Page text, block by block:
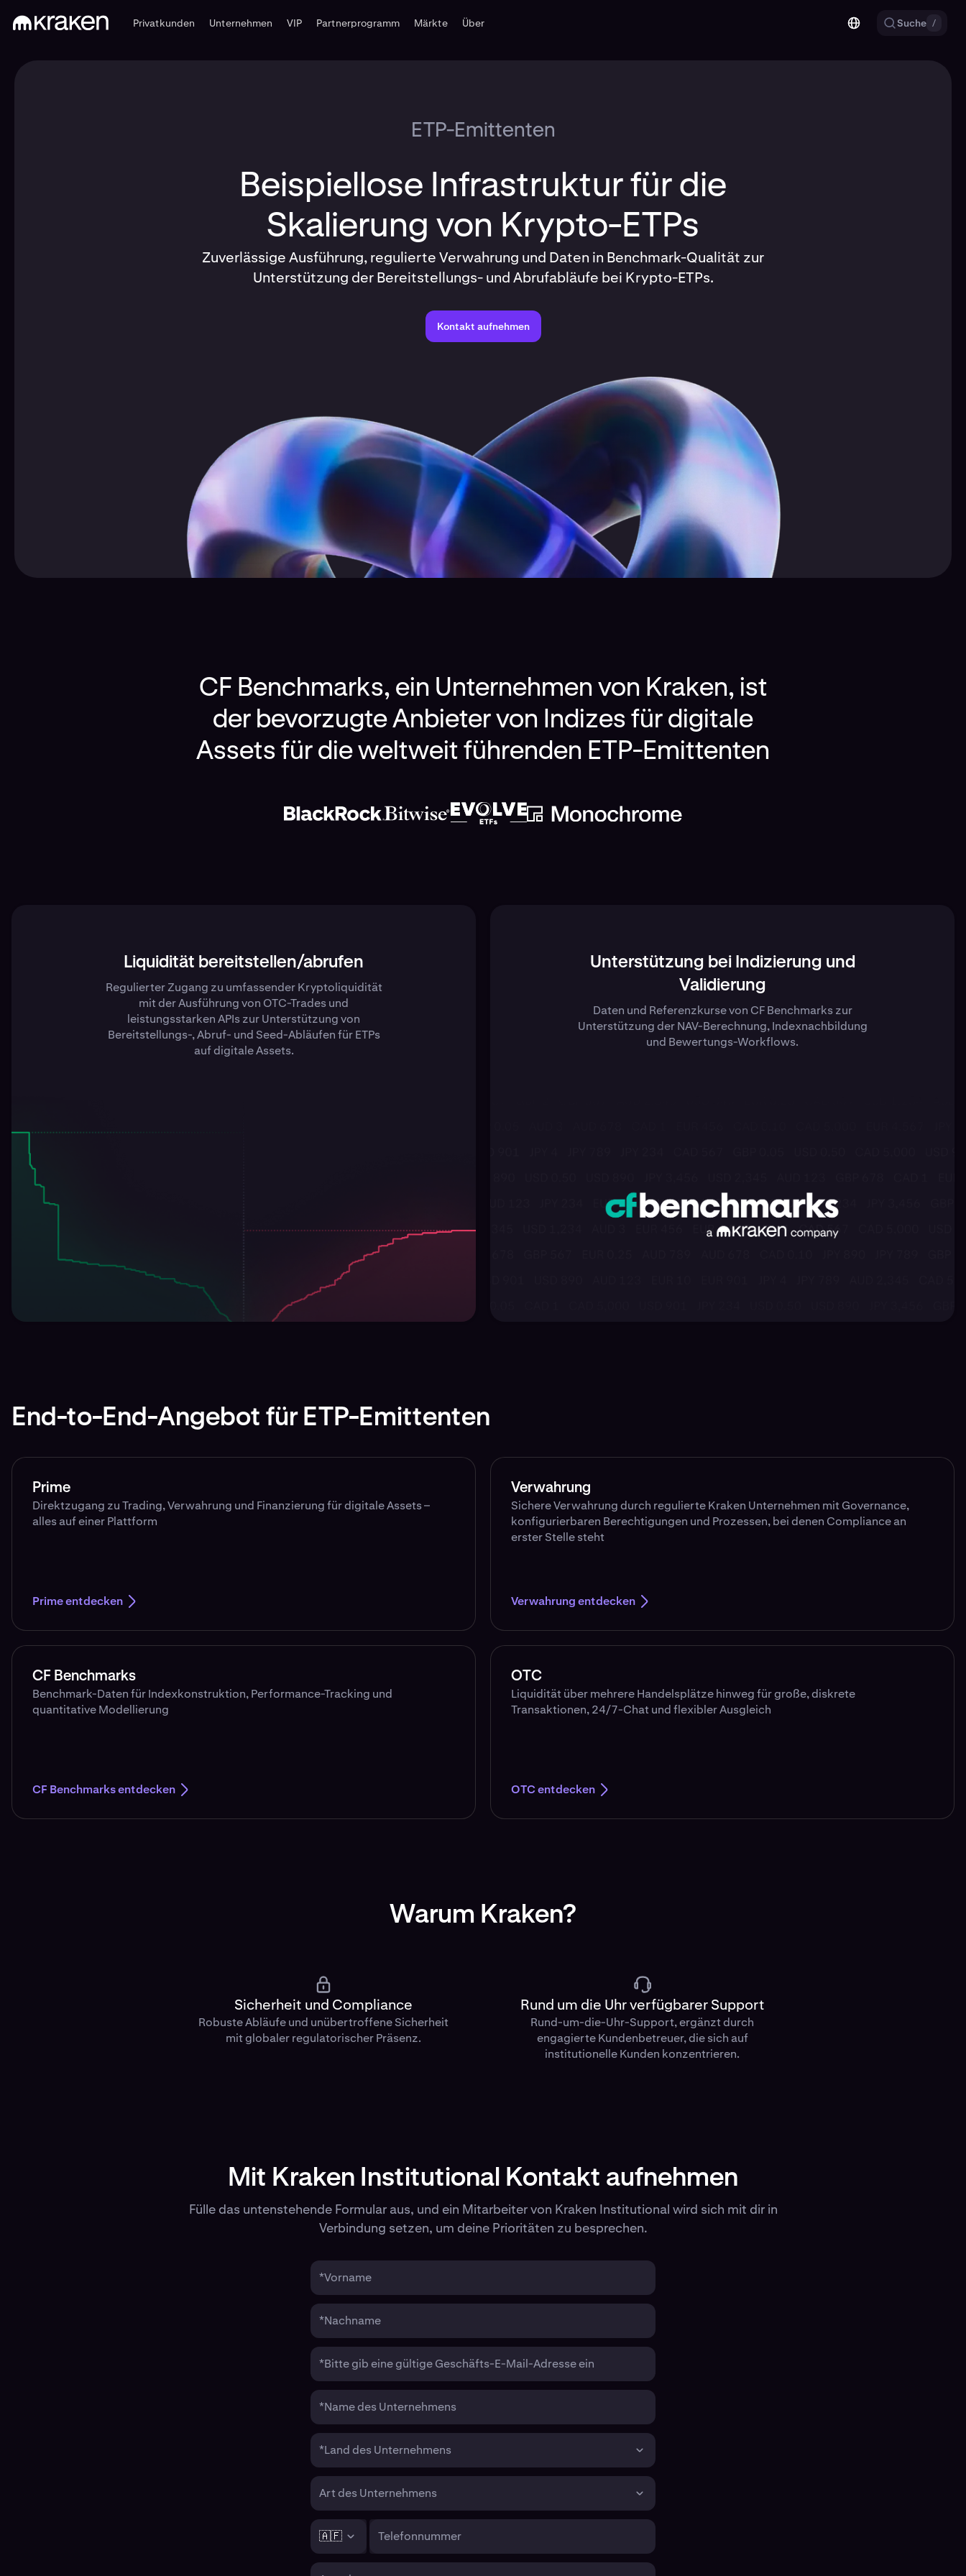
Privatkunden Unternehmen VIP Partnerprogramm Märkte Über Suche /
ETP-Emittenten
Beispiellose Infrastruktur für die
Skalierung von Krypto-ETPs
Zuverlässige Ausführung, regulierte Verwahrung und Daten in Benchmark-Qualität zur
Unterstützung der Bereitstellungs- und Abrufabläufe bei Krypto-ETPs.
Kontakt aufnehmen
CF Benchmarks, ein Unternehmen von Kraken, ist
der bevorzugte Anbieter von Indizes für digitale
Assets für die weltweit führenden ETP-Emittenten
Liquidität bereitstellen/abrufen
Regulierter Zugang zu umfassender Kryptoliquidität
mit der Ausführung von OTC-Trades und
leistungsstarken APIs zur Unterstützung von
Bereitstellungs-, Abruf- und Seed-Abläufen für ETPs
auf digitale Assets.
Unterstützung bei Indizierung und
Validierung
Daten und Referenzkurse von CF Benchmarks zur
Unterstützung der NAV-Berechnung, Indexnachbildung
und Bewertungs-Workflows.
End-to-End-Angebot für ETP-Emittenten
Prime
Direktzugang zu Trading, Verwahrung und Finanzierung für digitale Assets –
alles auf einer Plattform
Prime entdecken
Verwahrung
Sichere Verwahrung durch regulierte Kraken Unternehmen mit Governance,
konfigurierbaren Berechtigungen und Prozessen, bei denen Compliance an
erster Stelle steht
Verwahrung entdecken
CF Benchmarks
Benchmark-Daten für Indexkonstruktion, Performance-Tracking und
quantitative Modellierung
CF Benchmarks entdecken
OTC
Liquidität über mehrere Handelsplätze hinweg für große, diskrete
Transaktionen, 24/7-Chat und flexibler Ausgleich
OTC entdecken
Warum Kraken?
Sicherheit und Compliance
Robuste Abläufe und unübertroffene Sicherheit
mit globaler regulatorischer Präsenz.
Rund um die Uhr verfügbarer Support
Rund-um-die-Uhr-Support, ergänzt durch
engagierte Kundenbetreuer, die sich auf
institutionelle Kunden konzentrieren.
Mit Kraken Institutional Kontakt aufnehmen
Fülle das untenstehende Formular aus, und ein Mitarbeiter von Kraken Institutional wird sich mit dir in
Verbindung setzen, um deine Prioritäten zu besprechen.
*Vorname
*Nachname
*Bitte gib eine gültige Geschäfts-E-Mail-Adresse ein
*Name des Unternehmens
*Land des Unternehmens
Art des Unternehmens
🇦🇫 Telefonnummer